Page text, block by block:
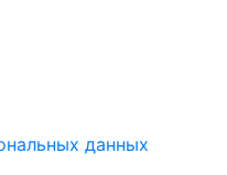
данных